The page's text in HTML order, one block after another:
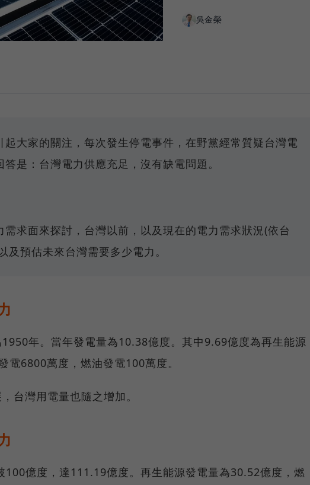
吳金榮
起大家的關注，每次發生停電事件，在野黨經常質疑台灣電
是：台灣電力供應充足，沒有缺電問題。
求面來探討，台灣以前，以及現在的電力需求狀況(依台
及預估未來台灣需要多少電力。
年。當年發電量為10.38億度。其中9.69億度為再生能源
電6800萬度，燃油發電100萬度。
台灣用電量也隨之增加。
100億度，達111.19億度。再生能源發電量為30.52億度，燃